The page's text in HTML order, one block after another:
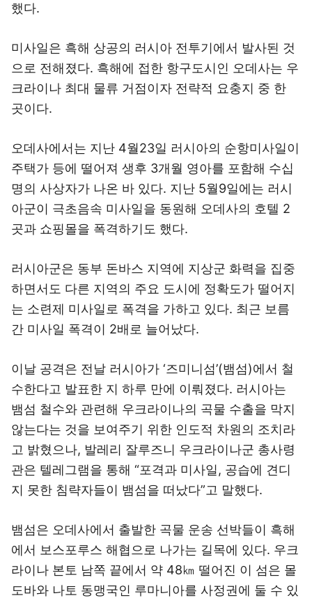
했다.
미사일은 흑해 상공의 러시아 전투기에서 발사된 것
으로 전해졌다. 흑해에 접한 항구도시인 오데사는 우
크라이나 최대 물류 거점이자 전략적 요충지 중 한
곳이다.
오데사에서는 지난 4월23일 러시아의 순항미사일이
주택가 등에 떨어져 생후 3개월 영아를 포함해 수십
명의 사상자가 나온 바 있다. 지난 5월9일에는 러시
아군이 극초음속 미사일을 동원해 오데사의 호텔 2
곳과 쇼핑몰을 폭격하기도 했다.
러시아군은 동부 돈바스 지역에 지상군 화력을 집중
하면서도 다른 지역의 주요 도시에 정확도가 떨어지
는 소련제 미사일로 폭격을 가하고 있다. 최근 보름
간 미사일 폭격이 2배로 늘어났다.
이날 공격은 전날 러시아가 ‘즈미니섬’(뱀섬)에서 철
수한다고 발표한 지 하루 만에 이뤄졌다. 러시아는
뱀섬 철수와 관련해 우크라이나의 곡물 수출을 막지
않는다는 것을 보여주기 위한 인도적 차원의 조치라
고 밝혔으나, 발레리 잘루즈니 우크라이나군 총사령
관은 텔레그램을 통해 “포격과 미사일, 공습에 견디
지 못한 침략자들이 뱀섬을 떠났다”고 말했다.
뱀섬은 오데사에서 출발한 곡물 운송 선박들이 흑해
에서 보스포루스 해협으로 나가는 길목에 있다. 우크
라이나 본토 남쪽 끝에서 약 48㎞ 떨어진 이 섬은 몰
도바와 나토 동맹국인 루마니아를 사정권에 둘 수 있